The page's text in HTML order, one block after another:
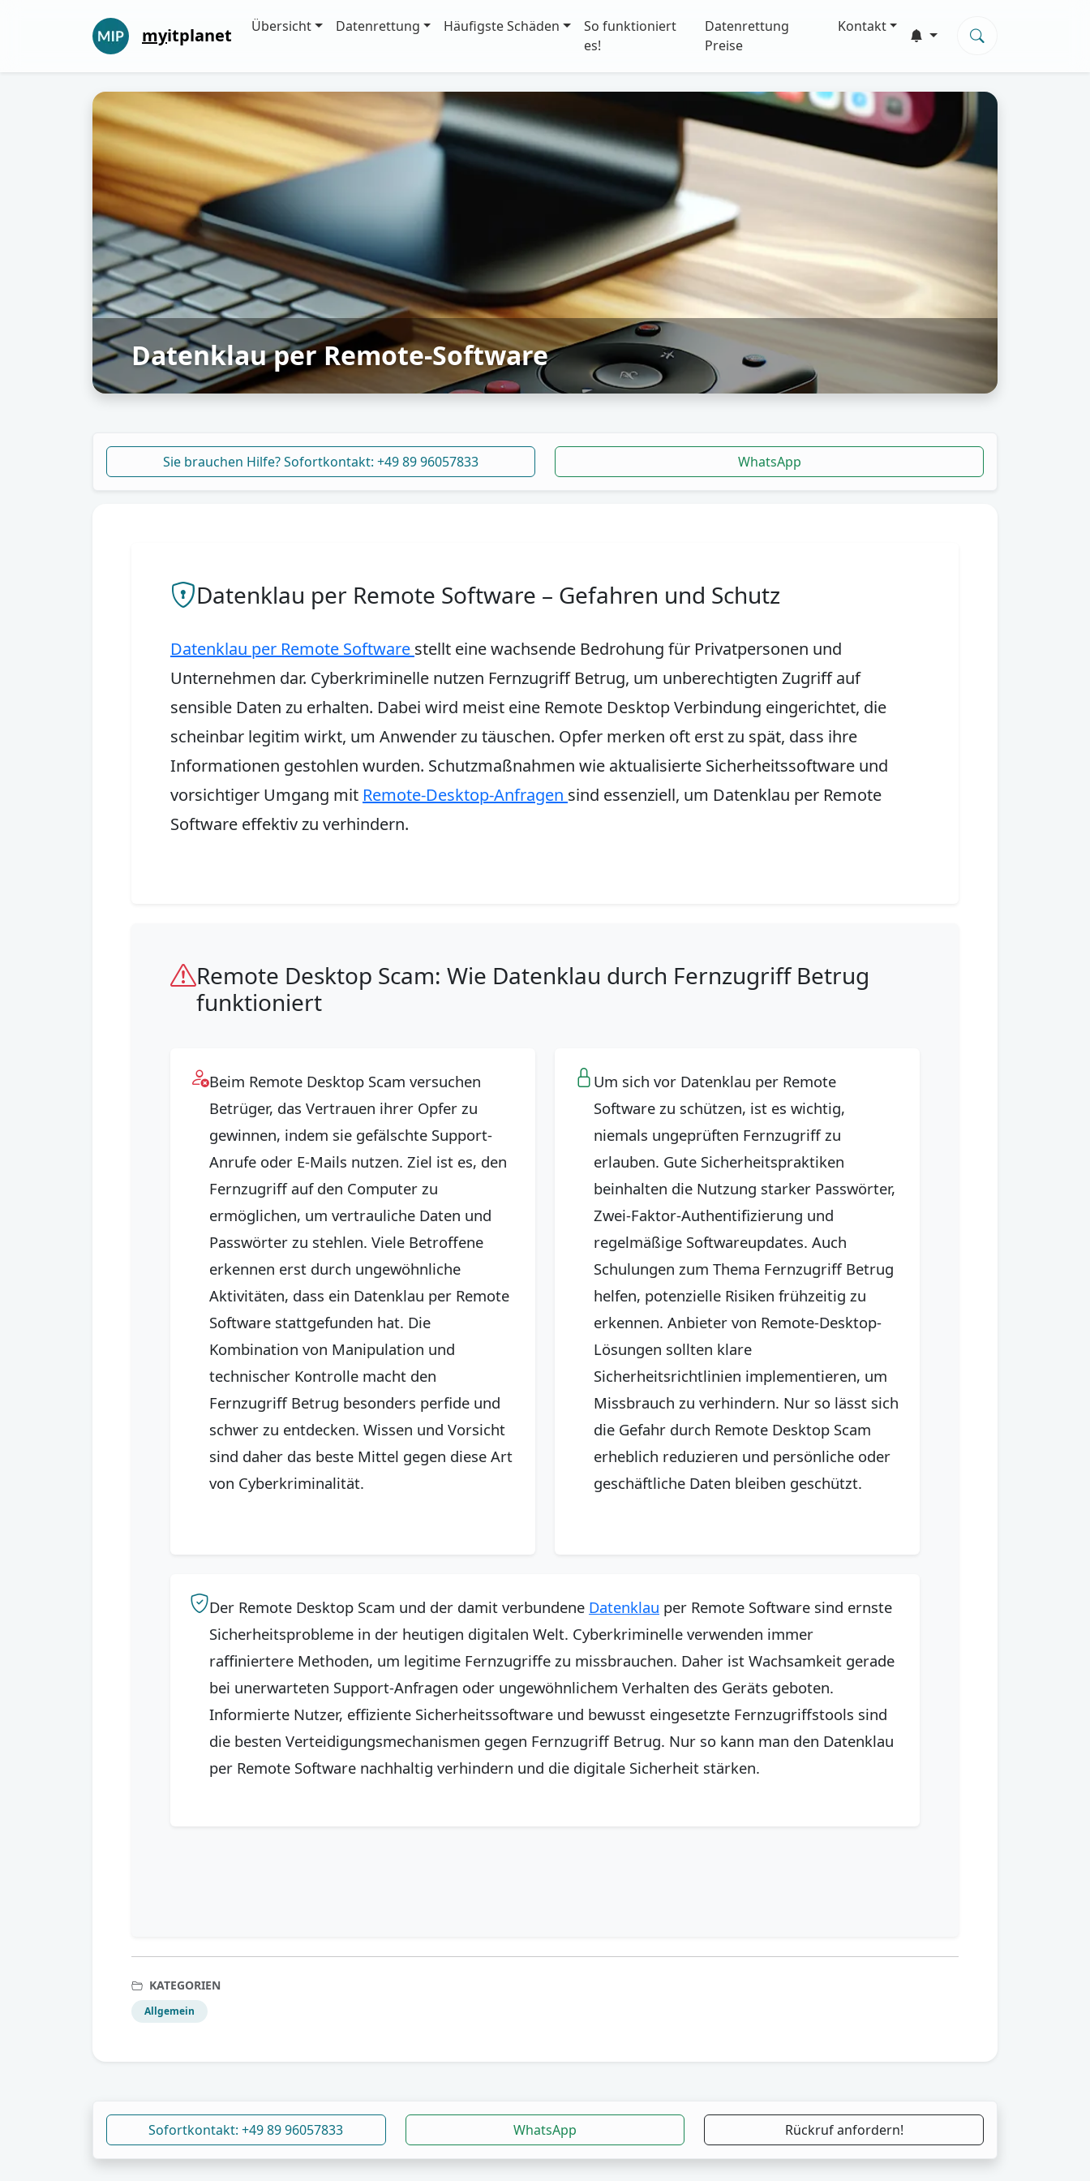
myitplanet Übersicht Datenrettung Häufigste Schäden
So funktioniert
es!
Datenrettung
Preise
Kontakt
Datenklau per Remote-Software
Sie brauchen Hilfe? Sofortkontakt: +49 89 96057833 WhatsApp
Datenklau per Remote Software – Gefahren und Schutz
Datenklau per Remote Software stellt eine wachsende Bedrohung für Privatpersonen und
Unternehmen dar. Cyberkriminelle nutzen Fernzugriff Betrug, um unberechtigten Zugriff auf
sensible Daten zu erhalten. Dabei wird meist eine Remote Desktop Verbindung eingerichtet, die
scheinbar legitim wirkt, um Anwender zu täuschen. Opfer merken oft erst zu spät, dass ihre
Informationen gestohlen wurden. Schutzmaßnahmen wie aktualisierte Sicherheitssoftware und
vorsichtiger Umgang mit Remote-Desktop-Anfragen sind essenziell, um Datenklau per Remote
Software effektiv zu verhindern.
Remote Desktop Scam: Wie Datenklau durch Fernzugriff Betrug
funktioniert
Beim Remote Desktop Scam versuchen
Betrüger, das Vertrauen ihrer Opfer zu
gewinnen, indem sie gefälschte Support-
Anrufe oder E-Mails nutzen. Ziel ist es, den
Fernzugriff auf den Computer zu
ermöglichen, um vertrauliche Daten und
Passwörter zu stehlen. Viele Betroffene
erkennen erst durch ungewöhnliche
Aktivitäten, dass ein Datenklau per Remote
Software stattgefunden hat. Die
Kombination von Manipulation und
technischer Kontrolle macht den
Fernzugriff Betrug besonders perfide und
schwer zu entdecken. Wissen und Vorsicht
sind daher das beste Mittel gegen diese Art
von Cyberkriminalität.
Um sich vor Datenklau per Remote
Software zu schützen, ist es wichtig,
niemals ungeprüften Fernzugriff zu
erlauben. Gute Sicherheitspraktiken
beinhalten die Nutzung starker Passwörter,
Zwei-Faktor-Authentifizierung und
regelmäßige Softwareupdates. Auch
Schulungen zum Thema Fernzugriff Betrug
helfen, potenzielle Risiken frühzeitig zu
erkennen. Anbieter von Remote-Desktop-
Lösungen sollten klare
Sicherheitsrichtlinien implementieren, um
Missbrauch zu verhindern. Nur so lässt sich
die Gefahr durch Remote Desktop Scam
erheblich reduzieren und persönliche oder
geschäftliche Daten bleiben geschützt.
Der Remote Desktop Scam und der damit verbundene Datenklau per Remote Software sind ernste
Sicherheitsprobleme in der heutigen digitalen Welt. Cyberkriminelle verwenden immer
raffiniertere Methoden, um legitime Fernzugriffe zu missbrauchen. Daher ist Wachsamkeit gerade
bei unerwarteten Support-Anfragen oder ungewöhnlichem Verhalten des Geräts geboten.
Informierte Nutzer, effiziente Sicherheitssoftware und bewusst eingesetzte Fernzugriffstools sind
die besten Verteidigungsmechanismen gegen Fernzugriff Betrug. Nur so kann man den Datenklau
per Remote Software nachhaltig verhindern und die digitale Sicherheit stärken.
KATEGORIEN
Allgemein
Sofortkontakt: +49 89 96057833 WhatsApp Rückruf anfordern!